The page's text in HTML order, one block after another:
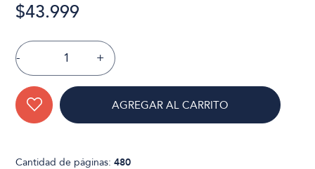
$43.999
- +
AGREGAR AL CARRITO
Cantidad de páginas:480